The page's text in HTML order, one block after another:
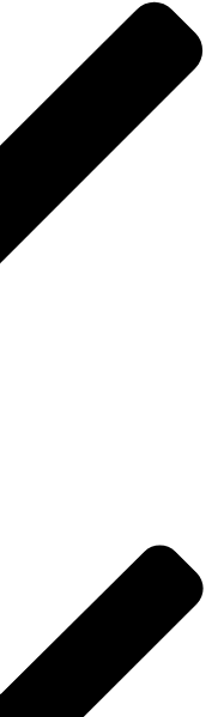
Harald Schwiers